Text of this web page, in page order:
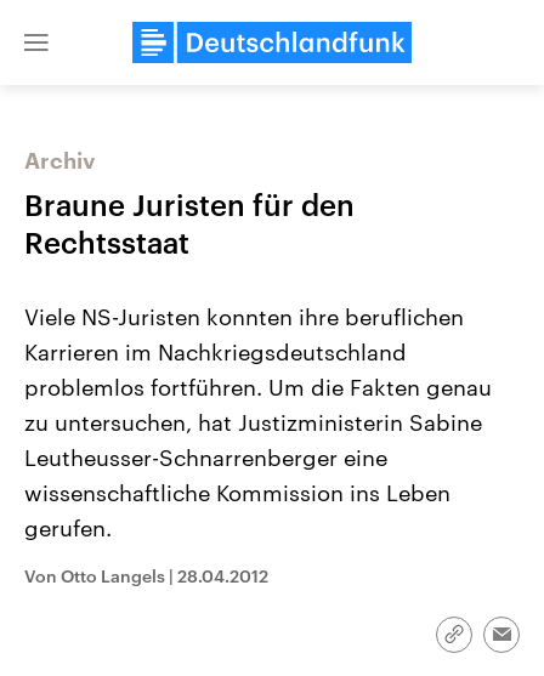
Close
Landtagswahl Sachsen-Anhalt
Alle Informationen
Sachsen-Anhalt wählt am 6.
September 2026 einen neuen
Landtag. Seit 2021 wird das
Bundesland von einer Koalition aus
Umfragen, Prognosen,
USA
Hintergründe
Wirtschaftlich und
gehören die Vereinigten
Archiv
Braune Juristen für den
Rechtsstaat
Viele NS-Juristen konnten ihre beruflichen
Karrieren im Nachkriegsdeutschland
problemlos fortführen. Um die Fakten genau
zu untersuchen, hat Justizministerin Sabine
Leutheusser-Schnarrenberger eine
wissenschaftliche Kommission ins Leben
gerufen.
Von Otto Langels | 28.04.2012
Link